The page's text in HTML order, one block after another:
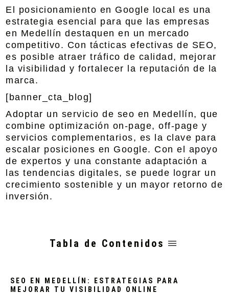
El posicionamiento en Google local es una
estrategia esencial para que las empresas
en Medellín destaquen en un mercado
competitivo. Con tácticas efectivas de SEO,
es posible atraer tráfico de calidad, mejorar
la visibilidad y fortalecer la reputación de la
marca.
[banner_cta_blog]
Adoptar un servicio de seo en Medellín, que
combine optimización on-page, off-page y
servicios complementarios, es la clave para
escalar posiciones en Google. Con el apoyo
de expertos y una constante adaptación a
las tendencias digitales, se puede lograr un
crecimiento sostenible y un mayor retorno de
inversión.
Tabla de Contenidos
SEO EN MEDELLÍN: ESTRATEGIAS PARA
MEJORAR TU VISIBILIDAD ONLINE